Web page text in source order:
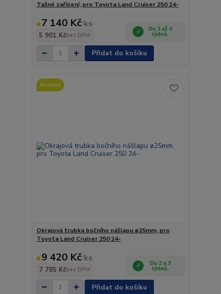
Tažné zařízení, pro Toyota Land Cruiser 250 24-
7 140 Kč/ks
5 901 Kčbez DPH
Do 3 až 4
týdnů.
Přidat do košíku
Novinka
Okrajová trubka bočního nášlapu ø25mm, pro
Toyota Land Cruiser 250 24-
9 420 Kč/ks
7 785 Kčbez DPH
Do 2 a 3
týdnů.
Přidat do košíku